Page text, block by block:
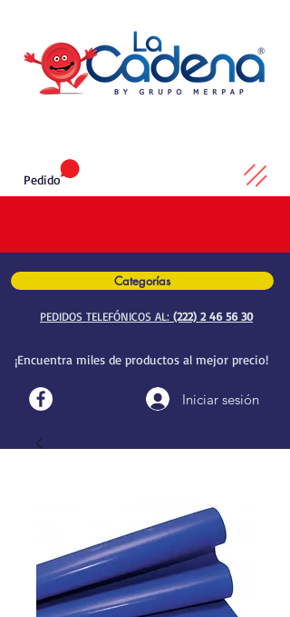
Categorías
PEDIDOS TELEFÓNICOS AL: (222) 2 46 56 30
¡Encuentra miles de productos al mejor precio!
Iniciar sesión
Pedido